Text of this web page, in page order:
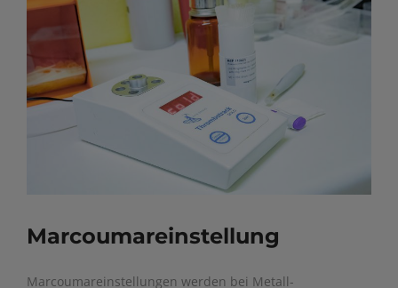
Marcoumareinstellung
Marcoumareinstellungen werden bei Metall-